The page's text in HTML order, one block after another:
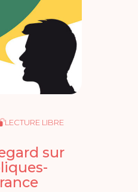
LECTURE LIBRE
sur